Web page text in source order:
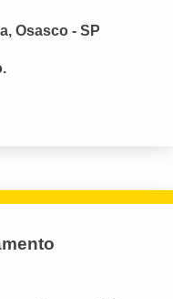
Osasco - SP